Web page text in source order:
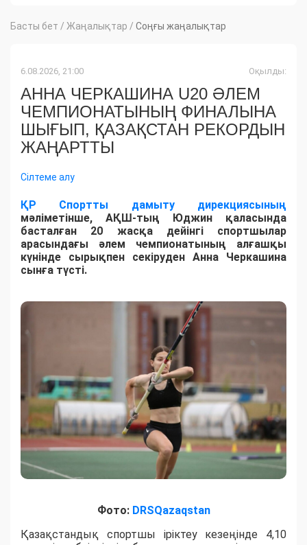
Басты бет / Жаңалықтар / Соңғы жаңалықтар
6.08.2026, 21:00 Оқылды:
АННА ЧЕРКАШИНА U20 ӘЛЕМ
ЧЕМПИОНАТЫНЫҢ ФИНАЛЫНА
ШЫҒЫП, ҚАЗАҚСТАН РЕКОРДЫН
ЖАҢАРТТЫ
Сілтеме алу
ҚР Спортты дамыту дирекциясының
мәліметінше, АҚШ-тың Юджин қаласында
басталған 20 жасқа дейінгі спортшылар
арасындағы әлем чемпионатының алғашқы
күнінде сырықпен секіруден Анна Черкашина
сынға түсті.
Фото: DRSQazaqstan
Қазақстандық спортшы іріктеу кезеңінде 4,10